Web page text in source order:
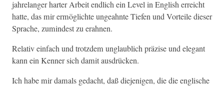
jahre­langer har­ter Arbeit endlich ein Lev­el in Eng­lish erre­icht
hat­te, das mir ermöglichte ungeah­nte Tiefen und Vorteile dieser
Sprache, zumin­d­est zu erahnen.
Rel­a­tiv ein­fach und trotz­dem unglaublich präzise und ele­gant
kann ein Ken­ner sich damit ausdrücken.
Ich habe mir damals gedacht, daß diejeni­gen, die die englis­che